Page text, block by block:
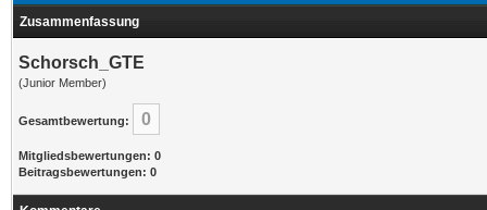
Zusammenfassung
Schorsch_GTE
(Junior Member)
Gesamtbewertung: 0
Mitgliedsbewertungen: 0
Beitragsbewertungen: 0